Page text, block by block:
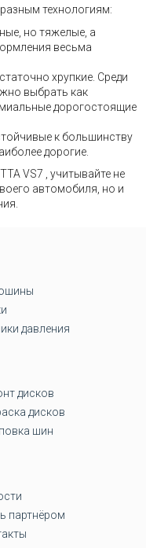
технологиям:
но тяжелые, а
весьма
хрупкие. Среди
выбрать как
дорогостоящие
к большинству
дорогие.
VS7 , учитывайте не
автомобиля, но и
давления
дисков
дисков
шин
партнёром